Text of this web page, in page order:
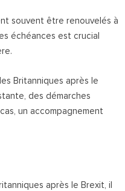
souvent être renouvelés à
échéances est crucial
Britanniques après le
des démarches
un accompagnement
après le Brexit, il